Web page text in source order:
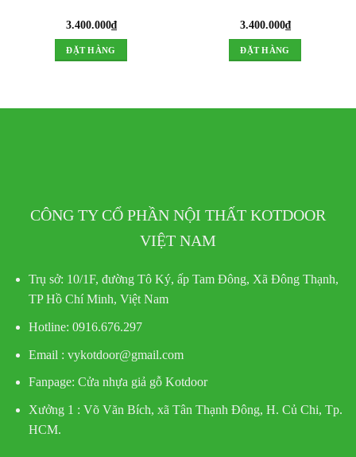
3.400.000₫
ĐẶT HÀNG
3.400.000₫
ĐẶT HÀNG
CÔNG TY CỔ PHẦN NỘI THẤT KOTDOOR
VIỆT NAM
Trụ sở: 10/1F, đường Tô Ký, ấp Tam Đông, Xã Đông Thạnh,
TP Hồ Chí Minh, Việt Nam
Hotline: 0916.676.297
Email : vykotdoor@gmail.com
Fanpage: Cửa nhựa giả gỗ Kotdoor
Xưởng 1 : Võ Văn Bích, xã Tân Thạnh Đông, H. Củ Chi, Tp.
HCM.